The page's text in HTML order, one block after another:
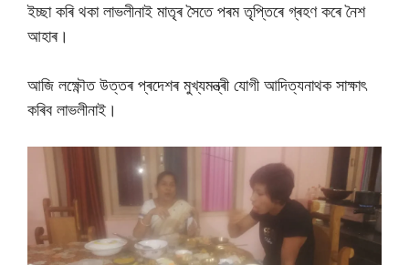
ইচ্ছা কৰি থকা লাভলীনাই মাতৃৰ সৈতে পৰম তৃপ্তিৰে গ্ৰহণ কৰে নৈশ
আহাৰ।
আজি লক্ষ্ণৌত উত্তৰ প্ৰদেশৰ মুখ্যমন্ত্ৰী যোগী আদিত্যনাথক সাক্ষাৎ
কৰিব লাভলীনাই।